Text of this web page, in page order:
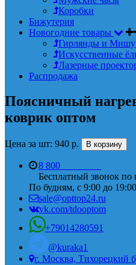
Коробки
Бижутерия
Новогодние товары
Гирлянды и
Искусственные
Лазерные
Распродажа
Поясничный
коврик оптом
Цена за шт: 940 р. В корзину
8 800
Бесплатный звонок по
По будням, с 9:00 до 19:00
sale@opttop24.ru
vk.com/tdooptom
+79014280591
@kuraka1
г. Москва, Тихорецкий